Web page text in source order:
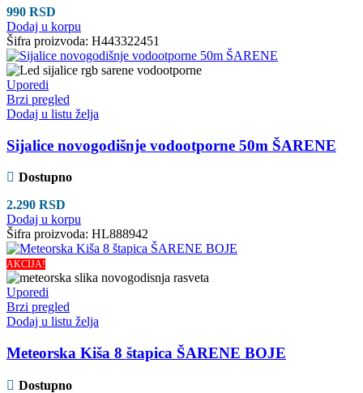
990 RSD
Dodaj u korpu
Šifra proizvoda: H443322451
Uporedi
Brzi pregled
Dodaj u listu želja
Sijalice novogodišnje vodootporne 50m ŠARENE
Dostupno
2.290 RSD
Dodaj u korpu
Šifra proizvoda: HL888942
AKCIJA!
Uporedi
Brzi pregled
Dodaj u listu želja
Meteorska Kiša 8 štapica ŠARENE BOJE
Dostupno